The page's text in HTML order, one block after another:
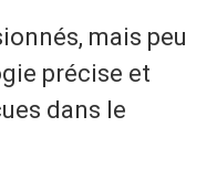
mais peu
précise et
dans le